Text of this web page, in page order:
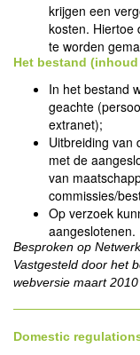
krijgen een
kosten. Hiertoe
te worden
Het bestand
In het bestand
geachte
extranet);
Uitbreiding van
met de
van
commissies/
Op verzoek
aangeslotenen.
Besproken op
Vastgesteld door het
webversie maart 2010
Domestic